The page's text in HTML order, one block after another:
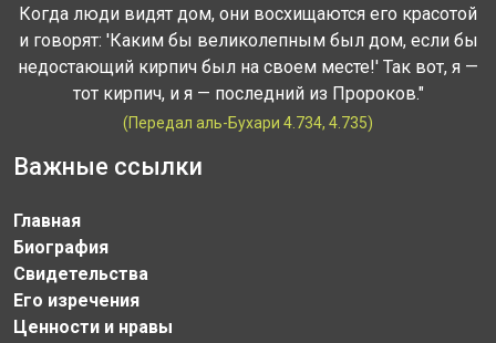
Когда люди видят дом, они восхищаются его красотой
и говорят: 'Каким бы великолепным был дом, если бы
недостающий кирпич был на своем месте!' Так вот, я —
тот кирпич, и я — последний из Пророков."
(Передал аль-Бухари 4.734, 4.735)
Важные ссылки
Главная
Биография
Свидетельства
Его изречения
Ценности и нравы